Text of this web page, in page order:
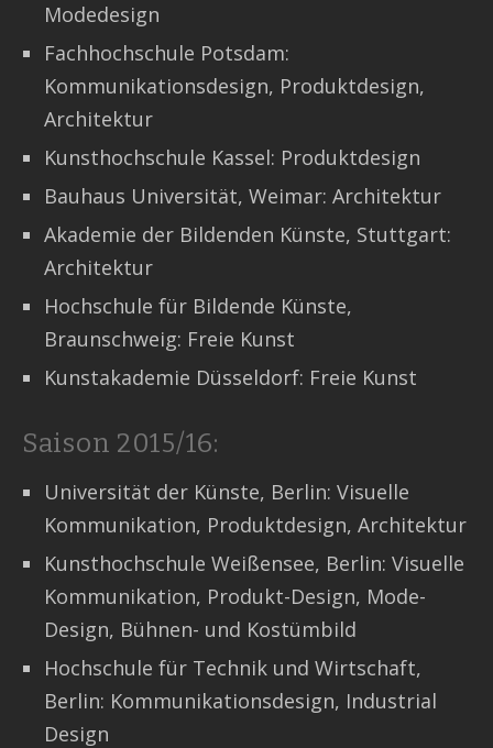
Modedesign
Fachhochschule Potsdam:
Kommunikationsdesign, Produktdesign,
Architektur
Kunsthochschule Kassel: Produktdesign
Bauhaus Universität, Weimar: Architektur
Akademie der Bildenden Künste, Stuttgart:
Architektur
Hochschule für Bildende Künste,
Braunschweig: Freie Kunst
Kunstakademie Düsseldorf: Freie Kunst
Saison 2015/16:
Universität der Künste, Berlin: Visuelle
Kommunikation, Produktdesign, Architektur
Kunsthochschule Weißensee, Berlin: Visuelle
Kommunikation, Produkt-Design, Mode-
Design, Bühnen- und Kostümbild
Hochschule für Technik und Wirtschaft,
Berlin: Kommunikationsdesign, Industrial
Design